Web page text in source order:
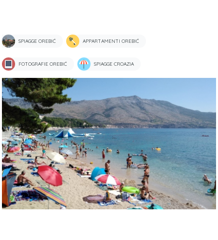
SPIAGGE OREBIĆ APPARTAMENTI OREBIĆ
FOTOGRAFIE OREBIĆ SPIAGGE CROAZIA